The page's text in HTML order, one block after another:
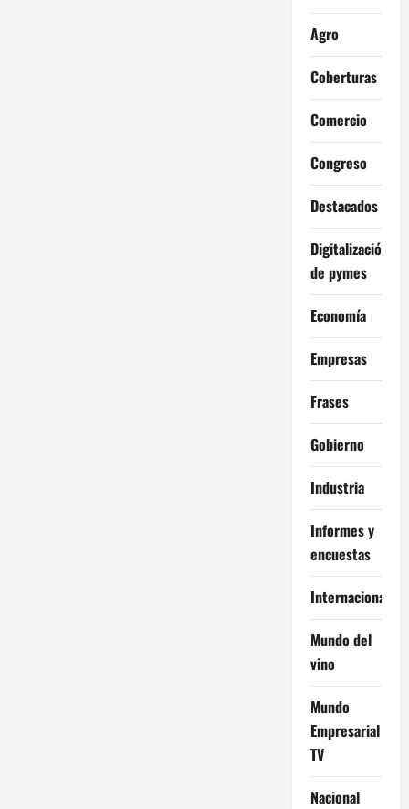
Agro
Coberturas
Comercio
Congreso
Destacados
Digitalización
de pymes
Economía
Empresas
Frases
Gobierno
Industria
Informes y
encuestas
Internacional
Mundo del
vino
Mundo
Empresarial
TV
Nacional